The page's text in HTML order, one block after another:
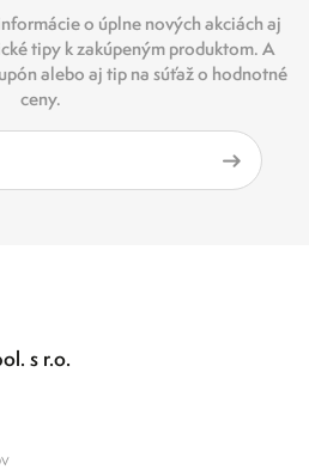
o úplne nových akciách aj
tipy k zakúpeným produktom. A
alebo aj tip na súťaž o hodnotné
ceny.
s r.o.